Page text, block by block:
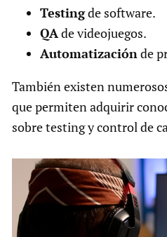
Testingde software.
QAde videojuegos.
Automatizaciónde
También existen
que permiten adquirir
sobre testing y control de